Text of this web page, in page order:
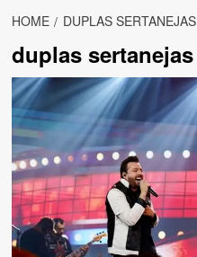
HOME DUPLAS SERTANEJAS
duplas sertanejas